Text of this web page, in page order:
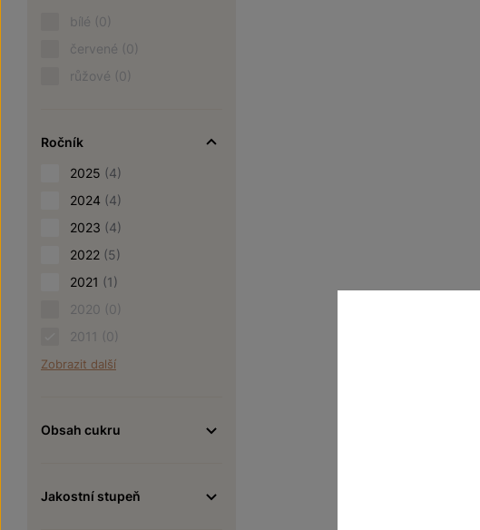
bílé (0)
červené (0)
růžové (0)
Ročník
2025 (4)
2024 (4)
2023 (4)
2022 (5)
2021 (1)
2020 (0)
2011 (0)
Zobrazit další
Obsah cukru
Jakostní stupeň